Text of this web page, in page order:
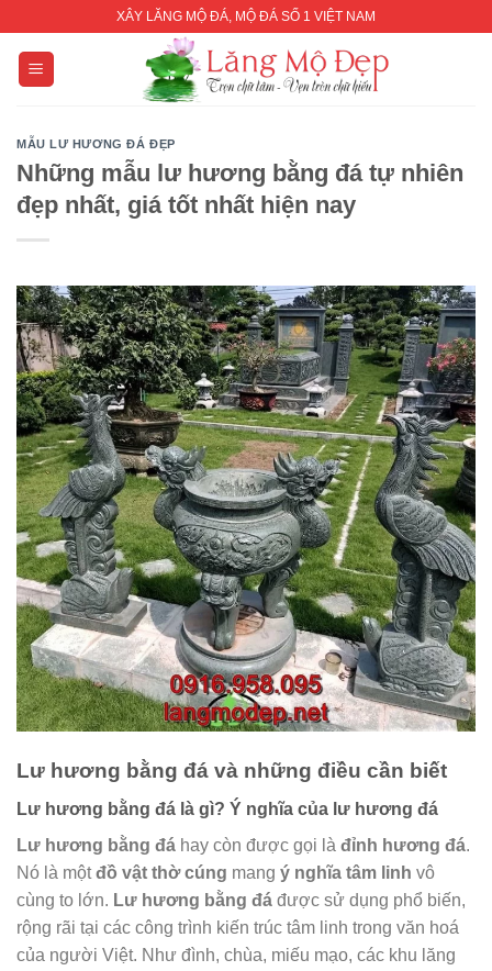
content
XÂY LĂNG MỘ ĐÁ, MỘ ĐÁ SỐ 1 VIỆT NAM
MẪU LƯ HƯƠNG ĐÁ ĐẸP
Những mẫu lư hương bằng đá tự nhiên
đẹp nhất, giá tốt nhất hiện nay
Lư hương bằng đá và những điều cần biết
Lư hương bằng đá là gì? Ý nghĩa của lư hương đá
Lư hương bằng đá hay còn được gọi là đỉnh hương đá.
Nó là mộtđồ vật thờ cúng mang ý nghĩa tâm linh vô
cùng to lớn. Lư hương bằng đá được sử dụng phổ biến,
rộng rãi tại các công trình kiến trúc tâm linh trong văn hoá
của người Việt. Như đình, chùa, miếu mạo, các khu lăng